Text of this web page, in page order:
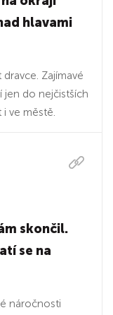
hlavami
Zajímavé
jen do nejčistších
ve městě.
skončil.
se na
náročnosti